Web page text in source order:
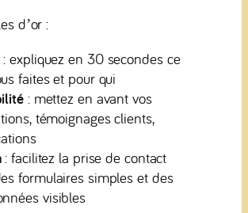
d’or :
: expliquez en 30 secondes ce
faites et pour qui
: mettez en avant vos
témoignages clients,
: facilitez la prise de contact
formulaires simples et des
visibles